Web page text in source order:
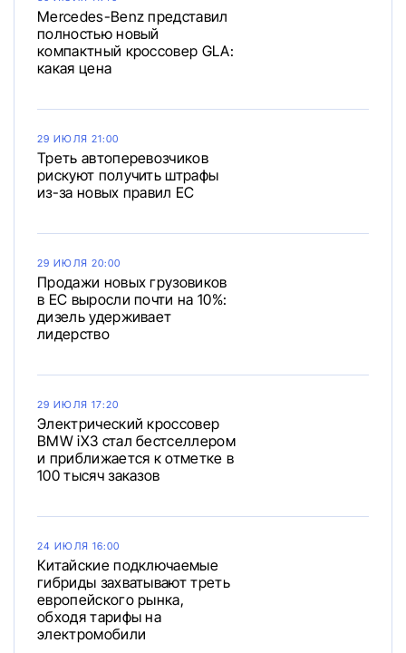
Mercedes-Benz представил
полностью новый
компактный кроссовер GLA:
какая цена
29 ИЮЛЯ 21:00
Треть автоперевозчиков
рискуют получить штрафы
из-за новых правил ЕС
29 ИЮЛЯ 20:00
Продажи новых грузовиков
в ЕС выросли почти на 10%:
дизель удерживает
лидерство
29 ИЮЛЯ 17:20
Электрический кроссовер
BMW iX3 стал бестселлером
и приближается к отметке в
100 тысяч заказов
24 ИЮЛЯ 16:00
Китайские подключаемые
гибриды захватывают треть
европейского рынка,
обходя тарифы на
электромобили